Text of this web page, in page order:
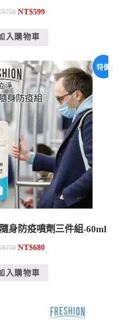
750 NT$599
入購物車
特價
身防疫噴劑三件組-60ml
750 NT$680
入購物車